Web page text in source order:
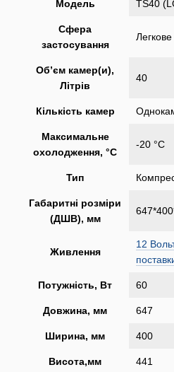
Модель TS40
Сфера
застосування
Об’єм камер(и),
Літрів
40
Кількість камер
Максимальне
охолодження, °C
-20 °C
Тип
Габаритні розміри
(ДШВ), мм
Живлення
12 Вольт
Потужність, Вт 60
Довжина, мм 647
Ширина, мм 400
Висота,мм 441